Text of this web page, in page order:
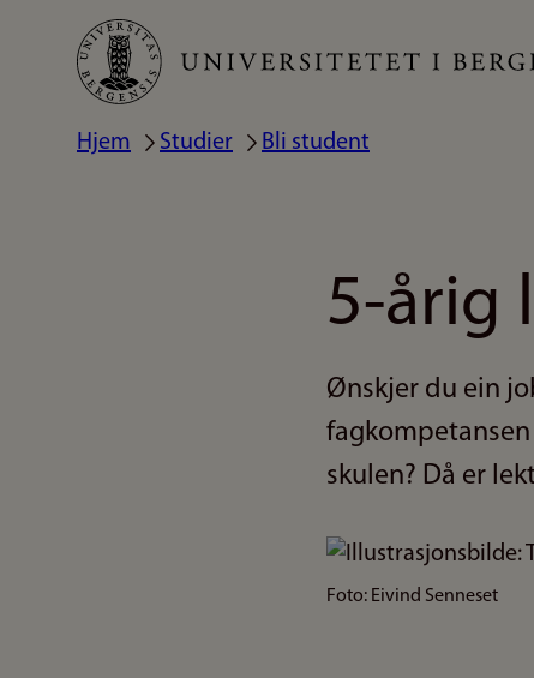
Hopp
hovedinnhold
Navigasjonssti
Hjem Studier Bli student
5-årig
Ønskjer du ein
skulen? Då er
Bilde
Foto: Eivind Senneset